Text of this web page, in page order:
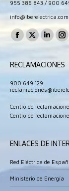
955 386 843 / 900
info@iberelectrica.com
Encuéntranos en:
Facebook
opens
new
window
X
opens
new
window
Linkedin
opens
new
window
RECLAMACIONES
900 649 129
Centro de
Centro de
ENLACES DE
Red Eléctrica de
Ministerio de Energía